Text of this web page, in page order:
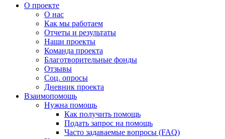
О проекте
О нас
Как мы работаем
Отчеты и результаты
Наши проекты
Команда проекта
Благотворительные фонды
Отзывы
Соц. опросы
Дневник проекта
Взаимопомощь
Нужна помощь
Как получить помощь
Подать запрос на помощь
Часто задаваемые вопросы (FAQ)